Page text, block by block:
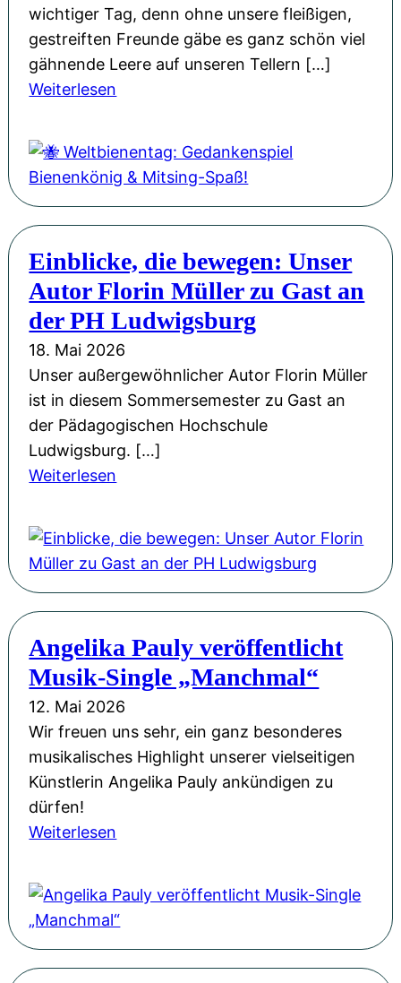
n
e
u
e
w
d
v
l
r
H
o
f
f
n
u
n
g
u
n
d
M
u
i
n
M
ü
l
l
g
e
i
wichtiger Tag, denn ohne unsere fleißigen,
gestreiften Freunde gäbe es ganz schön viel
gähnende Leere auf unseren Tellern […]
Weiterlesen
e
l
t
i
e
n
e
t
g
:
G
d
a
n
k
e
n
s
p
i
e
l
i
n
e
k
Einblicke, die bewegen: Unser
Autor Florin Müller zu Gast an
der PH Ludwigsburg
18. Mai 2026
Unser außergewöhnlicher Autor Florin Müller
ist in diesem Sommersemester zu Gast an
der Pädagogischen Hochschule
Ludwigsburg. […]
Weiterlesen
n
b
l
c
k
e
,
d
i
e
g
e
Angelika Pauly veröffentlicht
Musik-Single „Manchmal“
12. Mai 2026
Wir freuen uns sehr, ein ganz besonderes
musikalisches Highlight unserer vielseitigen
Künstlerin Angelika Pauly ankündigen zu
dürfen!
Weiterlesen
g
e